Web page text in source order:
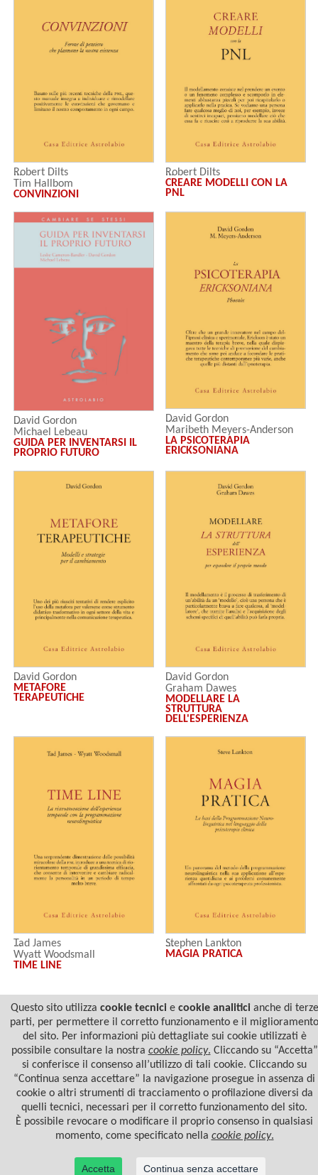
Robert Dilts
Tim Hallbom
Suzi Smith
CONVINZIONI
Robert Dilts
CREARE MODELLI CON LA
PNL
David Gordon
Michael Lebeau
Leslie Cameron-Bandler
GUIDA PER INVENTARSI IL
PROPRIO FUTURO
David Gordon
Maribeth Meyers-Anderson
LA PSICOTERAPIA
ERICKSONIANA
David Gordon
METAFORE
TERAPEUTICHE
David Gordon
Graham Dawes
MODELLARE LA
STRUTTURA
DELL'ESPERIENZA
Tad James
Wyatt Woodsmall
TIME LINE
Stephen Lankton
MAGIA PRATICA
© 2022 Casa Editrice Astrolabio - Ubaldini Editore S.r.l. - P.IVA 10323461003 |
Informativa
privacy/cookies
Questo sito utilizza cookie tecnicie cookie analiticianche di terze
parti, per permettere il corretto funzionamento e il miglioramento
del sito. Per informazioni più dettagliate sui cookie utilizzati è
possibile consultare la nostra cookie policy. Cliccando su “Accetta”
si conferisce il consenso all’utilizzo di tali cookie. Cliccando su
“Continua senza accettare” la navigazione prosegue in assenza di
cookie o altri strumenti di tracciamento o profilazione diversi da
quelli tecnici, necessari per il corretto funzionamento del sito.
È possibile revocare o modificare il proprio consenso in qualsiasi
momento, come specificato nella cookie policy.
Accetta Continua senza accettare